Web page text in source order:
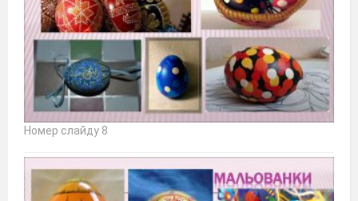
Номер слайду 8